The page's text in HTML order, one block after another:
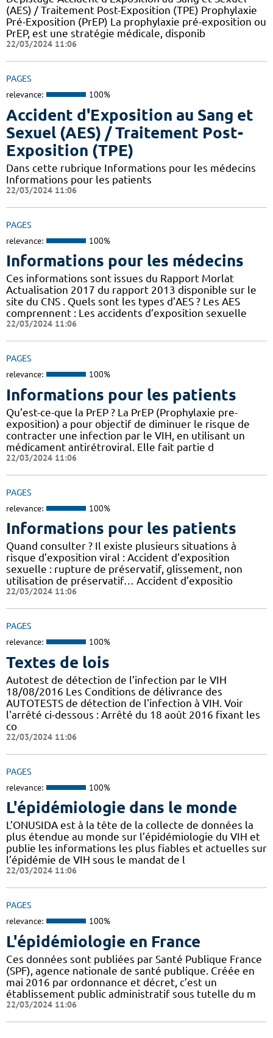
(AES) / Traitement Post-Exposition (TPE) Prophylaxie
Pré-Exposition (PrEP) La prophylaxie pré-exposition ou
PrEP, est une stratégie médicale, disponib
22/03/2024 11:06
PAGES
relevance: 100%
Accident d'Exposition au Sang et
Sexuel (AES) / Traitement Post-
Exposition (TPE)
Dans cette rubrique Informations pour les médecins
Informations pour les patients
22/03/2024 11:06
PAGES
relevance: 100%
Informations pour les médecins
Ces informations sont issues du Rapport Morlat
Actualisation 2017 du rapport 2013 disponible sur le
site du CNS . Quels sont les types d’AES ? Les AES
comprennent : Les accidents d’exposition sexuelle
22/03/2024 11:06
PAGES
relevance: 100%
Informations pour les patients
Qu’est-ce-que la PrEP ? La PrEP (Prophylaxie pre-
exposition) a pour objectif de diminuer le risque de
contracter une infection par le VIH, en utilisant un
médicament antirétroviral. Elle fait partie d
22/03/2024 11:06
PAGES
relevance: 100%
Informations pour les patients
Quand consulter ? Il existe plusieurs situations à
risque d’exposition viral : Accident d’exposition
sexuelle : rupture de préservatif, glissement, non
utilisation de préservatif… Accident d’expositio
22/03/2024 11:06
PAGES
relevance: 100%
Textes de lois
Autotest de détection de l’infection par le VIH
18/08/2016 Les Conditions de délivrance des
AUTOTESTS de détection de l'infection à VIH. Voir
l'arrêté ci-dessous : Arrêté du 18 août 2016 fixant les
co
22/03/2024 11:06
PAGES
relevance: 100%
L'épidémiologie dans le monde
L’ONUSIDA est à la tête de la collecte de données la
plus étendue au monde sur l’épidémiologie du VIH et
publie les informations les plus fiables et actuelles sur
l’épidémie de VIH sous le mandat de l
22/03/2024 11:06
PAGES
relevance: 100%
L'épidémiologie en France
Ces données sont publiées par Santé Publique France
(SPF), agence nationale de santé publique. Créée en
mai 2016 par ordonnance et décret, c’est un
établissement public administratif sous tutelle du m
22/03/2024 11:06